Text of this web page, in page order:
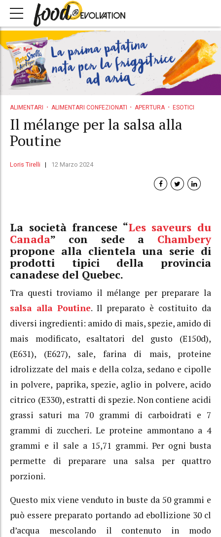
ALIMENTARI ALIMENTARI CONFEZIONATI APERTURA ESOTICI
Il mélange per la salsa alla
Poutine
Loris Tirelli 12 Marzo 2024
La società francese “Les saveurs du
Canada” con sede a Chambery
propone alla clientela una serie di
prodotti tipici della provincia
canadese del Quebec.
Tra questi troviamo il mélange per preparare la
salsa alla Poutine. Il preparato è costituito da
diversi ingredienti: amido di mais, spezie, amido di
mais modificato, esaltatori del gusto (E150d),
(E631), (E627), sale, farina di mais, proteine
idrolizzate del mais e della colza, sedano e cipolle
in polvere, paprika, spezie, aglio in polvere, acido
citrico (E330), estratti di spezie. Non contiene acidi
grassi saturi ma 70 grammi di carboidrati e 7
grammi di zuccheri. Le proteine ammontano a 4
grammi e il sale a 15,71 grammi. Per ogni busta
permette di preparare una salsa per quattro
porzioni.
Questo mix viene venduto in buste da 50 grammi e
può essere preparato portando ad ebollizione 30 cl
d’acqua mescolando il contenuto in modo